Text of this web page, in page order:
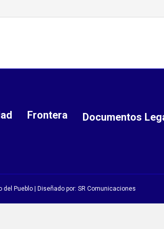
Frontera Documentos
del Pueblo | Diseñado por: SR Comunicaciones